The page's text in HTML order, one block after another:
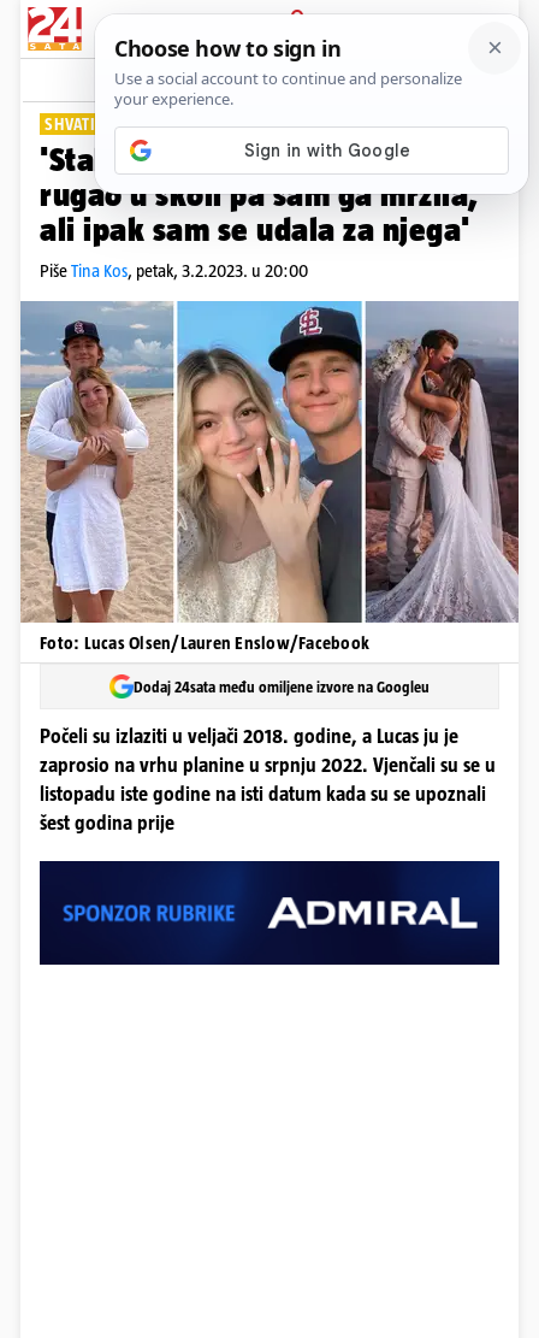
PRIJAVA
Lifestyle Komentari
SHVATILA JE DA JE DOBAR
'Stalno mi se s prijateljima
rugao u školi pa sam ga mrzila,
ali ipak sam se udala za njega'
PišeTina Kos, petak, 3.2.2023. u 20:00
Foto: Lucas Olsen/Lauren Enslow/Facebook
Dodaj 24sata među omiljene izvore na Googleu
Počeli su izlaziti u veljači 2018. godine, a Lucas ju je
zaprosio na vrhu planine u srpnju 2022. Vjenčali su se u
listopadu iste godine na isti datum kada su se upoznali
šest godina prije